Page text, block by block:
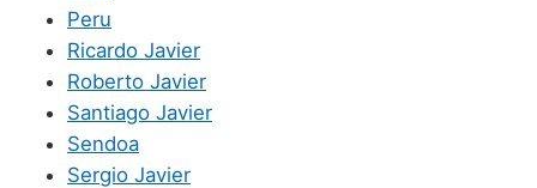
Peru
Ricardo Javier
Roberto Javier
Santiago Javier
Sendoa
Sergio Javier